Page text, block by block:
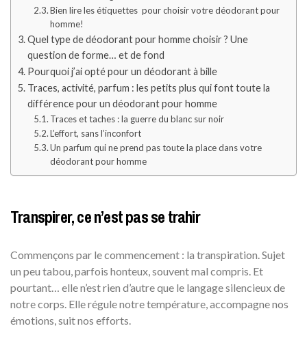
Bien lire les étiquettes pour choisir votre déodorant pour
homme!
Quel type de déodorant pour homme choisir ? Une
question de forme… et de fond
Pourquoi j’ai opté pour un déodorant à bille
Traces, activité, parfum : les petits plus qui font toute la
différence pour un déodorant pour homme
Traces et taches : la guerre du blanc sur noir
L’effort, sans l’inconfort
Un parfum qui ne prend pas toute la place dans votre
déodorant pour homme
Transpirer, ce n’est pas se trahir
Commençons par le commencement : la transpiration. Sujet
un peu tabou, parfois honteux, souvent mal compris. Et
pourtant… elle n’est rien d’autre que le langage silencieux de
notre corps. Elle régule notre température, accompagne nos
émotions, suit nos efforts.